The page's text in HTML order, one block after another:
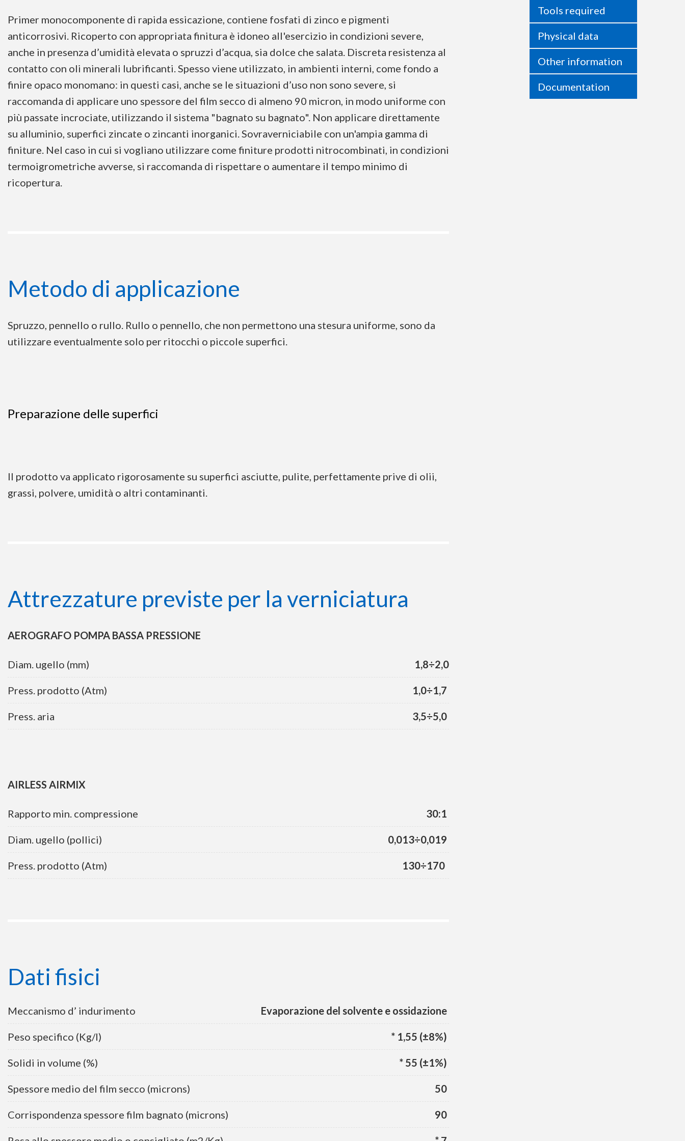
Primer monocomponente di rapida essicazione, contiene fosfati di zinco e pigmenti
anticorrosivi. Ricoperto con appropriata finitura è idoneo all'esercizio in condizioni severe,
anche in presenza d’umidità elevata o spruzzi d’acqua, sia dolce che salata. Discreta resistenza al
contatto con oli minerali lubrificanti. Spesso viene utilizzato, in ambienti interni, come fondo a
finire opaco monomano: in questi casi, anche se le situazioni d’uso non sono severe, si
raccomanda di applicare uno spessore del film secco di almeno 90 micron, in modo uniforme con
più passate incrociate, utilizzando il sistema "bagnato su bagnato". Non applicare direttamente
su alluminio, superfici zincate o zincanti inorganici. Sovraverniciabile con un'ampia gamma di
finiture. Nel caso in cui si vogliano utilizzare come finiture prodotti nitrocombinati, in condizioni
termoigrometriche avverse, si raccomanda di rispettare o aumentare il tempo minimo di
ricopertura.
Metodo di applicazione
Spruzzo, pennello o rullo. Rullo o pennello, che non permettono una stesura uniforme, sono da
utilizzare eventualmente solo per ritocchi o piccole superfici.
Preparazione delle superfici
Il prodotto va applicato rigorosamente su superfici asciutte, pulite, perfettamente prive di olii,
grassi, polvere, umidità o altri contaminanti.
Attrezzature previste per la verniciatura
AEROGRAFO POMPA BASSA PRESSIONE
Diam. ugello (mm) 1,8÷2,0
Press. prodotto (Atm) 1,0÷1,7
Press. aria 3,5÷5,0
AIRLESS AIRMIX
Rapporto min. compressione 30:1
Diam. ugello (pollici) 0,013÷0,019
Press. prodotto (Atm) 130÷170
Dati fisici
Meccanismo d’ indurimento Evaporazione del solvente e ossidazione
Peso specifico (Kg/l) * 1,55 (±8%)
Solidi in volume (%) * 55 (±1%)
Spessore medio del film secco (microns) 50
Corrispondenza spessore film bagnato (microns) 90
Tools required
Physical data
Other information
Documentation